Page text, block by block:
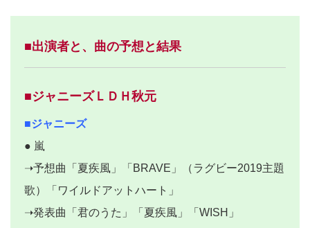
■出演者と、曲の予想と結果
■ジャニーズＬＤＨ秋元
■ジャニーズ
● 嵐
➝予想曲「夏疾風」「BRAVE」（ラグビー2019主題
歌）「ワイルドアットハート」
➝発表曲「君のうた」「夏疾風」「WISH」